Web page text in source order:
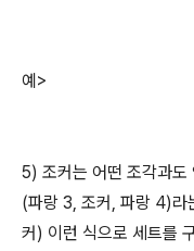
<룰에
예>
5) 조커는 어떤 조각과도
(파랑 3, 조커, 파랑 4)라
커) 이런 식으로 세트를